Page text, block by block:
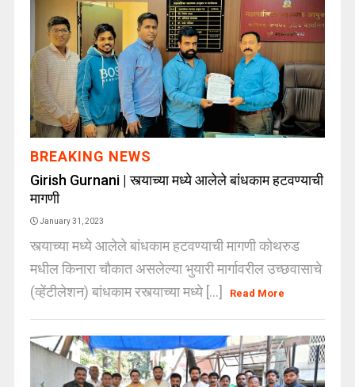
BREAKING NEWS
Girish Gurnani | स्त्याच्या मध्ये आलेले बांधकाम हटवण्याची
मागणी
January 31, 2023
स्त्याच्या मध्ये आलेले बांधकाम हटवण्याची मागणी कोथरुड
मधील किनारा चौकात असलेल्या भुयारी मार्गावरील उच्छवासाचे
(व्हेंटीलेशन) बांधकाम रस्त्याच्या मध्ये [...]
Read More